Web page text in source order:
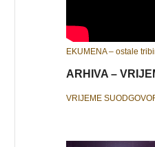
EKUMENA – ostale
ARHIVA –
VRIJEME